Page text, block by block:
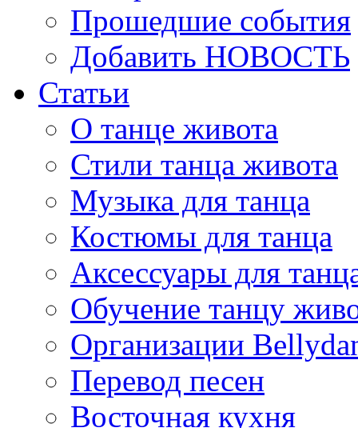
Прошедшие события
Добавить НОВОСТЬ
Статьи
О танце живота
Стили танца живота
Музыка для танца
Костюмы для танца
Аксессуары для
Обучение танцу
Организации
Перевод песен
Восточная кухня